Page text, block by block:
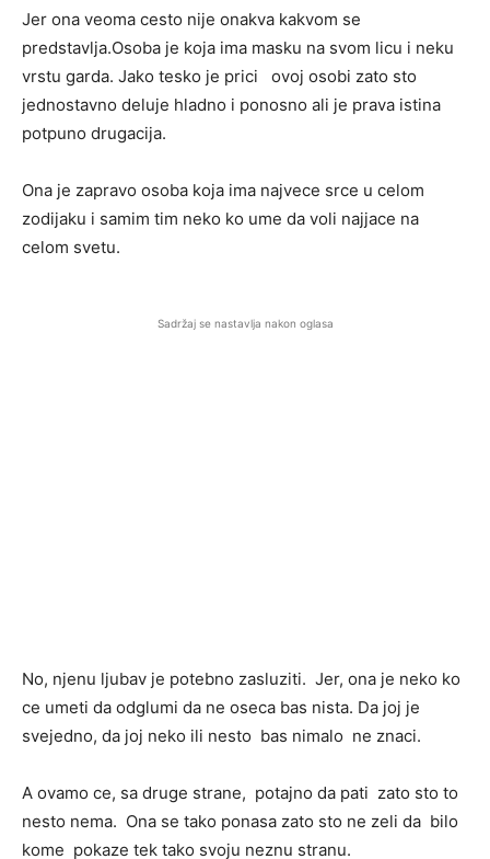
Jer ona veoma cesto nije onakva kakvom se
predstavlja.Osoba je koja ima masku na svom licu i neku
vrstu garda. Jako tesko je prici ovoj osobi zato sto
jednostavno deluje hladno i ponosno ali je prava istina
potpuno drugacija.
Ona je zapravo osoba koja ima najvece srce u celom
zodijaku i samim tim neko ko ume da voli najjace na
celom svetu.
Sadržaj se nastavlja nakon oglasa
No, njenu ljubav je potebno zasluziti. Jer, ona je neko ko
ce umeti da odglumi da ne oseca bas nista. Da joj je
svejedno, da joj neko ili nesto bas nimalo ne znaci.
A ovamo ce, sa druge strane, potajno da pati zato sto to
nesto nema. Ona se tako ponasa zato sto ne zeli da bilo
kome pokaze tek tako svoju neznu stranu.